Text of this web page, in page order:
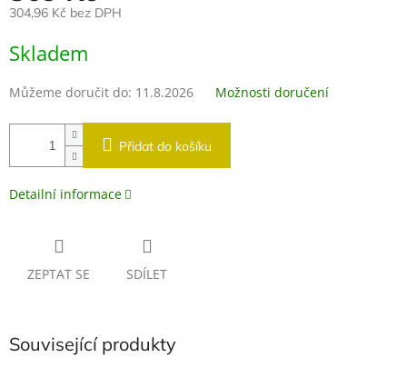
304,96 Kč bez DPH
cena:
Skladem
Můžeme doručit do: 11.8.2026 Možnosti doručení
Přidat do košíku
Detailní informace
ZEPTAT SE SDÍLET
Související produkty